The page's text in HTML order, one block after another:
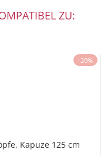
ZU:
-20%
Kapuze 125 cm